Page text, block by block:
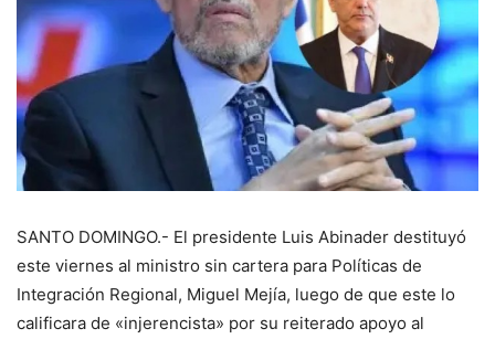
SANTO DOMINGO.- El presidente Luis Abinader destituyó
este viernes al ministro sin cartera para Políticas de
Integración Regional, Miguel Mejía, luego de que este lo
calificara de «injerencista» por su reiterado apoyo al